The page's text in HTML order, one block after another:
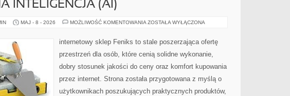
INTELIGENCJA (AI)
MAJ - 8 - 2026 MOŻLIWOŚĆ KOMENTOWANIA SZTUCZNA
ZOSTAŁA WYŁĄCZONA
internetowy sklep Feniks to stale poszerzająca ofertę
przestrzeń dla osób, które cenią solidne wykonanie,
dobry stosunek jakości do ceny oraz komfort kupowania
przez internet. Strona została przygotowana z myślą o
użytkownikach poszukujących praktycznych produktów,